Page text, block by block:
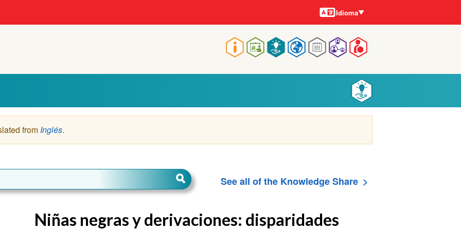
Main
navigation
Idiomas
Idioma
from Inglés.
See all of the Knowledge Share
Niñas negras y derivaciones: disparidades